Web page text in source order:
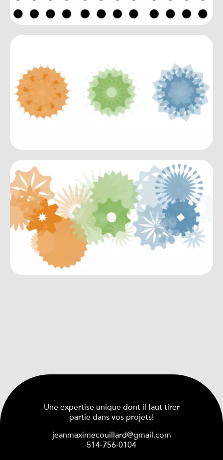
Une expertise unique dont il faut tirer
partie dans vos projets!
jeanmaximecouillard@gmail.com
514-756-0104